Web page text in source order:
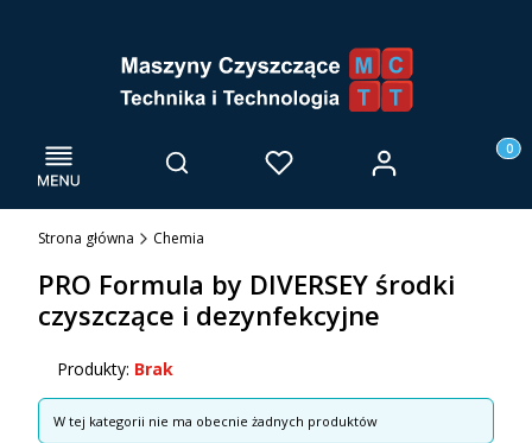
Menu Otwórz wyszukiwarkę
Szukaj Ulubione Zaloguj się
Strona główna Chemia
PRO Formula by DIVERSEY środki
czyszczące i dezynfekcyjne
Produkty: Brak
Lista produktów
W tej kategorii nie ma obecnie żadnych produktów